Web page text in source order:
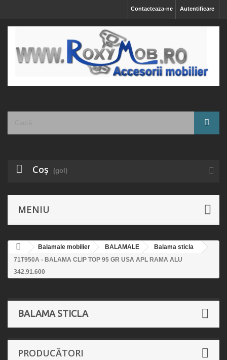
Autentificare
Contacteaza-ne
Coş (gol)
MENIU
Balamale mobilier BALAMALE
Balama sticla
71T950A - BALAMA CLIP TOP 95 GR USA APL RAMA ALU
342.91.600
BALAMA STICLA
PRODUCĂTORI